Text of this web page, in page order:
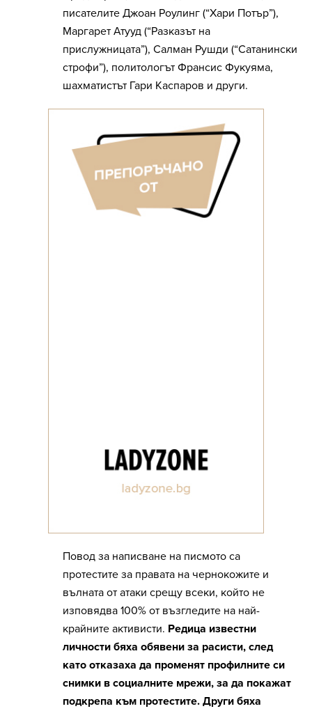
писателите Джоан Роулинг (“Хари Потър”),
Маргарет Атууд (“Разказът на
прислужницата”), Салман Рушди (“Сатанински
строфи”), политологът Франсис Фукуяма,
шахматистът Гари Каспаров и други.
Повод за написване на писмото са
протестите за правата на чернокожите и
вълната от атаки срещу всеки, който не
изповядва 100% от възгледите на най-
крайните активисти. Редица известни
личности бяха обявени за расисти, след
като отказаха да променят профилните си
снимки в социалните мрежи, за да покажат
подкрепа към протестите. Други бяха